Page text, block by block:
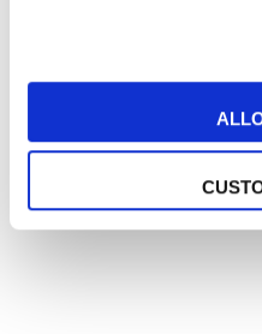
** le sedi contrassegnate con *
RICHIEDI